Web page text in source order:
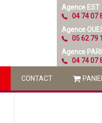
Agence EST
04 74 07
Agence
05 62 79
Agence
04 74 07
CONTACT